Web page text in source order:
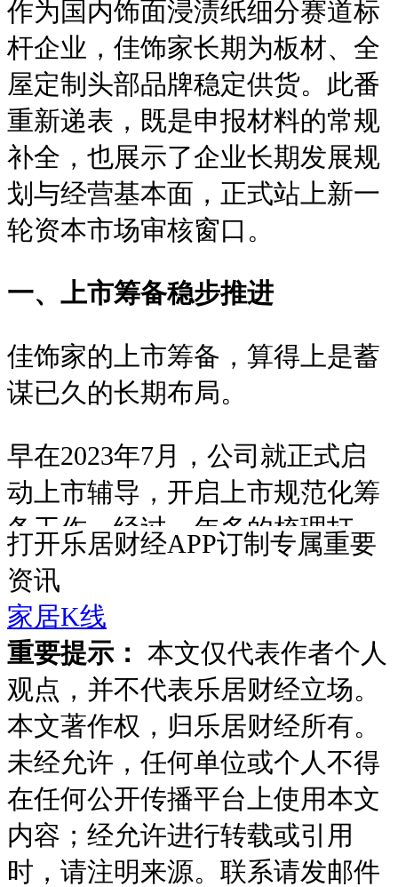
作为国内饰面浸渍纸细分赛道标
杆企业，佳饰家长期为板材、全
屋定制头部品牌稳定供货。此番
重新递表，既是申报材料的常规
补全，也展示了企业长期发展规
划与经营基本面，正式站上新一
轮资本市场审核窗口。
一、上市筹备稳步推进
佳饰家的上市筹备，算得上是蓄
谋已久的长期布局。
早在2023年7月，公司就正式启
动上市辅导，开启上市规范化筹
备工作。经过一年多的梳理打
磨，2025年12月，佳饰家正式向
深交所递交招股书，拿到了IPO
的入场券。
2026年年初，交易所迅速出具首
轮问询函，围绕业务模式、生产
经营、募投项目等内容开展常规
问询，一切流程按审核节奏有序
进行。
打开乐居财经APP订制专属重要
资讯
家居K线
重要提示：
本文仅代表作者个人
观点，并不代表乐居财经立场。
本文著作权，归乐居财经所有。
未经允许，任何单位或个人不得
在任何公开传播平台上使用本文
内容；经允许进行转载或引用
时，请注明来源。联系请发邮件